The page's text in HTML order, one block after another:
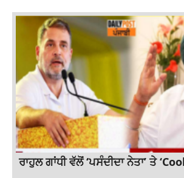
ਰਾਹੁਲ ਗਾਂਧੀ ਵੱਲੋਂ ‘ਪਸੰਦੀਦਾ ਨੇਤਾ’ ਤੇ